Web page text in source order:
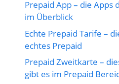
Prepaid App – die Apps
im Überblick
Echte Prepaid Tarife –
echtes Prepaid
Prepaid Zweitkarte –
gibt es im Prepaid